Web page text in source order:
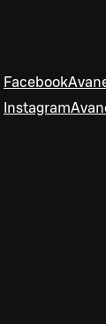
Facebook
Instagram